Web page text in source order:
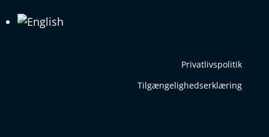
Privatlivspolitik
Tilgængelighedserklæring